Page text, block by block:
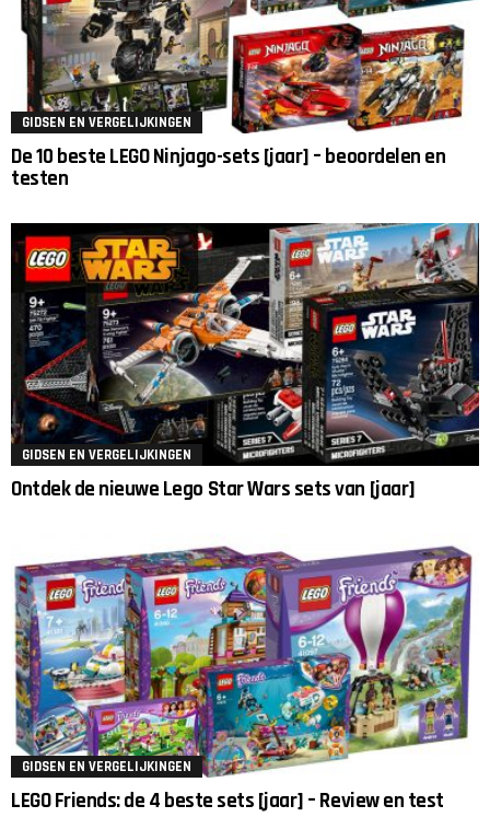
GIDSEN EN VERGELIJKINGEN
De 10 beste LEGO Ninjago-sets [jaar] – beoordelen en
testen
GIDSEN EN VERGELIJKINGEN
Ontdek de nieuwe Lego Star Wars sets van [jaar]
GIDSEN EN VERGELIJKINGEN
LEGO Friends: de 4 beste sets [jaar] – Review en test